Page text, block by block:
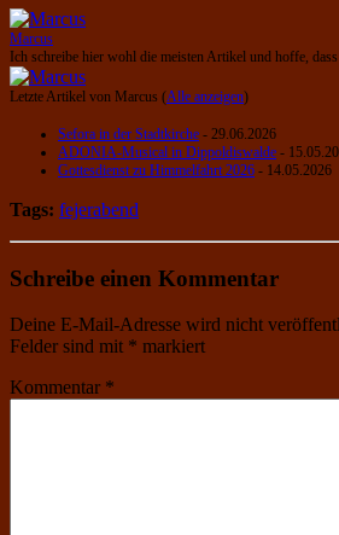
Marcus
Ich schreibe hier wohl die meisten Artikel und hoffe,
Letzte Artikel von Marcus (Alle anzeigen)
Sefora in der Stadtkirche - 29.06.2026
ADONIA-Musical in Dippoldiswalde -
Gottesdienst zu Himmelfahrt 2026 - 14.05.2026
Tags: fejerabend
Schreibe einen Kommentar
Deine E-Mail-Adresse wird nicht
Felder sind mit * markiert
Kommentar *